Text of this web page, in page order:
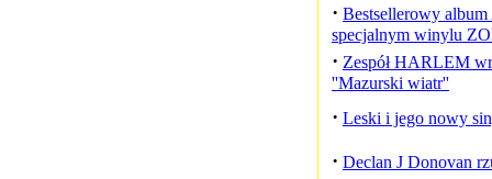
· Bestsellerowy
specjalnym winylu
· Zespół HARLEM
''Mazurski wiatr''
· Leski i jego nowy
· Declan J Donovan